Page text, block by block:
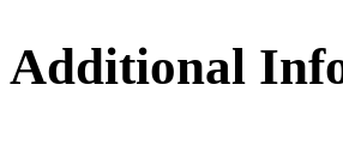
Additional